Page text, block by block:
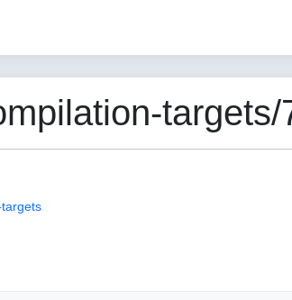
targets/